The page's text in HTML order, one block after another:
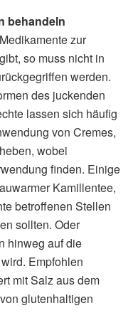
behandeln
zur
so muss nicht in
werden.
des juckenden
lassen sich häufig
von Cremes,
wobei
finden. Einige
Kamillentee,
betroffenen Stellen
sollten. Oder
hinweg auf die
Empfohlen
mit Salz aus dem
glutenhaltigen